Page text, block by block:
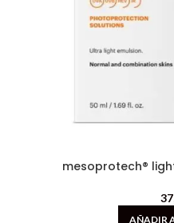
mesoprotech®
AÑADIR